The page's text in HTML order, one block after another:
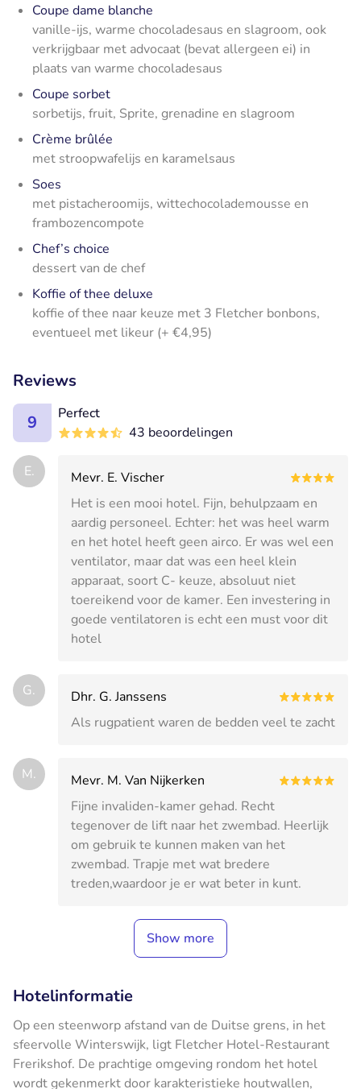
Coupe dame blanche
vanille-ijs, warme chocoladesaus en slagroom, ook
verkrijgbaar met advocaat (bevat allergeen ei) in
plaats van warme chocoladesaus
Coupe sorbet
sorbetijs, fruit, Sprite, grenadine en slagroom
Crème brûlée
met stroopwafelijs en karamelsaus
Soes
met pistacheroomijs, wittechocolademousse en
frambozencompote
Chef’s choice
dessert van de chef
Koffie of thee deluxe
koffie of thee naar keuze met 3 Fletcher bonbons,
eventueel met likeur (+ €4,95)
Reviews
9
Perfect
43 beoordelingen
E.
Mevr. E. Vischer
Het is een mooi hotel. Fijn, behulpzaam en
aardig personeel. Echter: het was heel warm
en het hotel heeft geen airco. Er was wel een
ventilator, maar dat was een heel klein
apparaat, soort C- keuze, absoluut niet
toereikend voor de kamer. Een investering in
goede ventilatoren is echt een must voor dit
hotel
G.
Dhr. G. Janssens
Als rugpatient waren de bedden veel te zacht
M.
Mevr. M. Van Nijkerken
Fijne invaliden-kamer gehad. Recht
tegenover de lift naar het zwembad. Heerlijk
om gebruik te kunnen maken van het
zwembad. Trapje met wat bredere
treden,waardoor je er wat beter in kunt.
Show more
Hotelinformatie
Op een steenworp afstand van de Duitse grens, in het
sfeervolle Winterswijk, ligt Fletcher Hotel-Restaurant
Frerikshof. De prachtige omgeving rondom het hotel
wordt gekenmerkt door karakteristieke houtwallen,